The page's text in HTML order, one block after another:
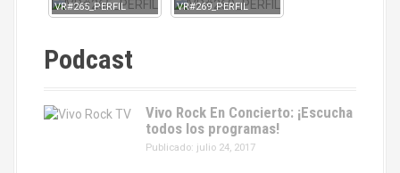
VR#265_PERFIL VR#269_PERFIL
Podcast
Vivo Rock En Concierto: ¡Escucha
todos los programas!
Publicado: julio 24, 2017